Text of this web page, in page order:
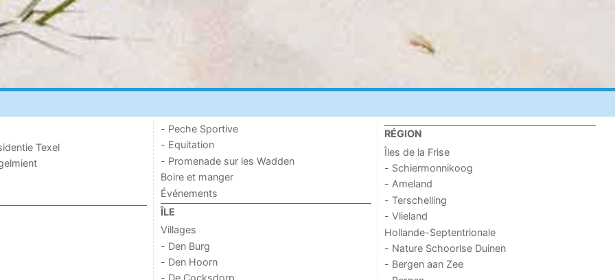
Texel
- Peche Sportive
- Equitation
- Promenade sur les Wadden
Boire et manger
Événements
ÎLE
Villages
- Den Burg
- Den Hoorn
RÉGION
Îles de la Frise
- Schiermonnikoog
- Ameland
- Terschelling
- Vlieland
Hollande-Septentrionale
- Nature Schoorlse Duinen
- Bergen aan Zee